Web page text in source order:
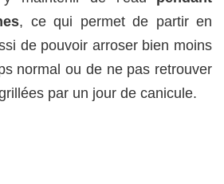
, ce qui permet de partir en
de pouvoir arroser bien moins
normal ou de ne pas retrouver
par un jour de canicule.